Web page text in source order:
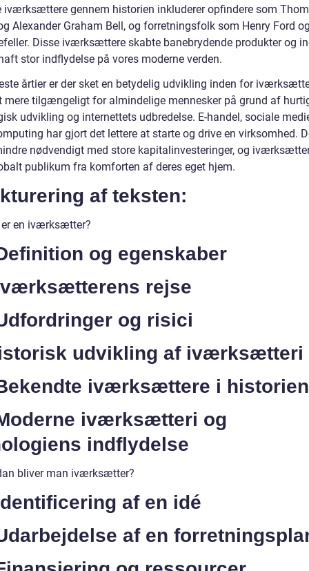
iværksættere gennem historien inkluderer opfindere som
Alexander Graham Bell, og forretningsfolk som Henry Ford
Disse iværksættere skabte banebrydende produkter og
stor indflydelse på vores moderne verden.
årtier er der sket en betydelig udvikling inden for
mere tilgængeligt for almindelige mennesker på grund af
udvikling og internettets udbredelse. E-handel, sociale
har gjort det lettere at starte og drive en virksomhed.
nødvendigt med store kapitalinvesteringer, og
publikum fra komforten af deres eget hjem.
af teksten:
er en iværksætter?
og egenskaber
rejse
og risici
udvikling af iværksætteri
iværksættere i historien
iværksætteri og
indflydelse
bliver man iværksætter?
af en idé
af en